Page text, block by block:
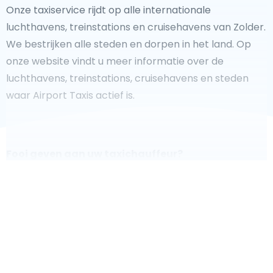
Onze taxiservice rijdt op alle internationale
luchthavens, treinstations en cruisehavens van Zolder.
We bestrijken alle steden en dorpen in het land. Op
onze website vindt u meer informatie over de
luchthavens, treinstations, cruisehavens en steden
waar Airport Taxis actief is.